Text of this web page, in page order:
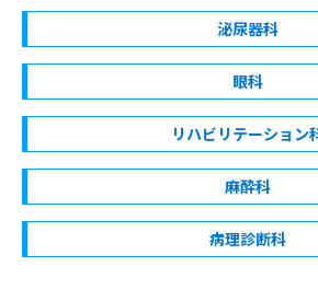
泌尿器科
眼科
リハビリテーション
麻酔科
病理診断科